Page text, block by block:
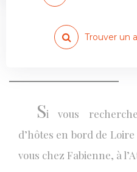
NOTRE
Si vous
d’hôtes en bord de
vous chez Fabienne, à
Trouver un